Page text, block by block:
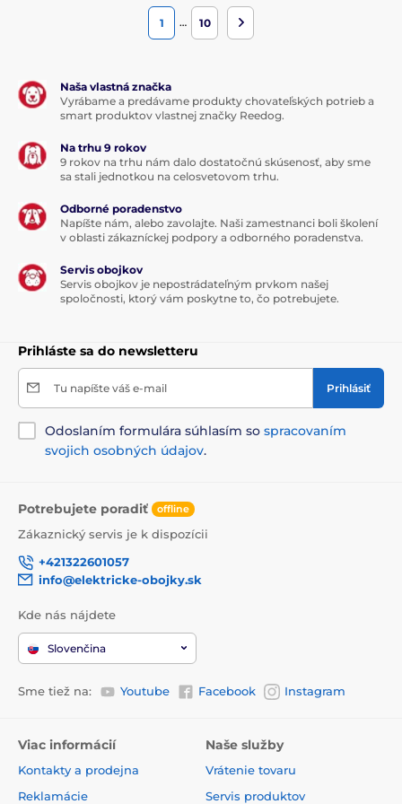
Odpadá tým nepríjemné prepínanie medzi funkciami,
ktoré zdržiava. Obojky s týmto ovládaním sú vhodné na
všetky činnosti, obzvlášť potom na utekanie psa za zverou,
1 … 10
Naša vlastná značka
Vyrábame a predávame produkty chovateľských potrieb a
smart produktov vlastnej značky Reedog.
Na trhu 9 rokov
9 rokov na trhu nám dalo dostatočnú skúsenosť, aby sme
sa stali jednotkou na celosvetovom trhu.
Odborné poradenstvo
Napíšte nám, alebo zavolajte. Naši zamestnanci boli školení
v oblasti zákazníckej podpory a odborného poradenstva.
Servis obojkov
Servis obojkov je nepostrádateľným prvkom našej
spoločnosti, ktorý vám poskytne to, čo potrebujete.
Prihláste sa do newsletteru
Tu napíšte váš e-mail Prihlásiť
Odoslaním formulára súhlasím so spracovaním
svojich osobných údajov.
Potrebujete poradiť offline
Zákaznický servis je k dispozícii
+421322601057
info@elektricke-obojky.sk
Kde nás nájdete
Slovenčina
Sme tiež na: Youtube Facebook Instagram
Viac informácií
Kontakty a prodejna
Reklamácie
Naše služby
Vrátenie tovaru
Servis produktov